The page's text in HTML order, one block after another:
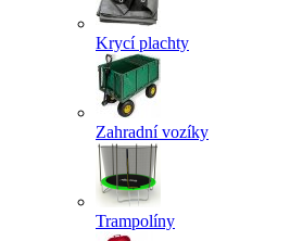
Krycí plachty
Zahradní vozíky
Trampolíny